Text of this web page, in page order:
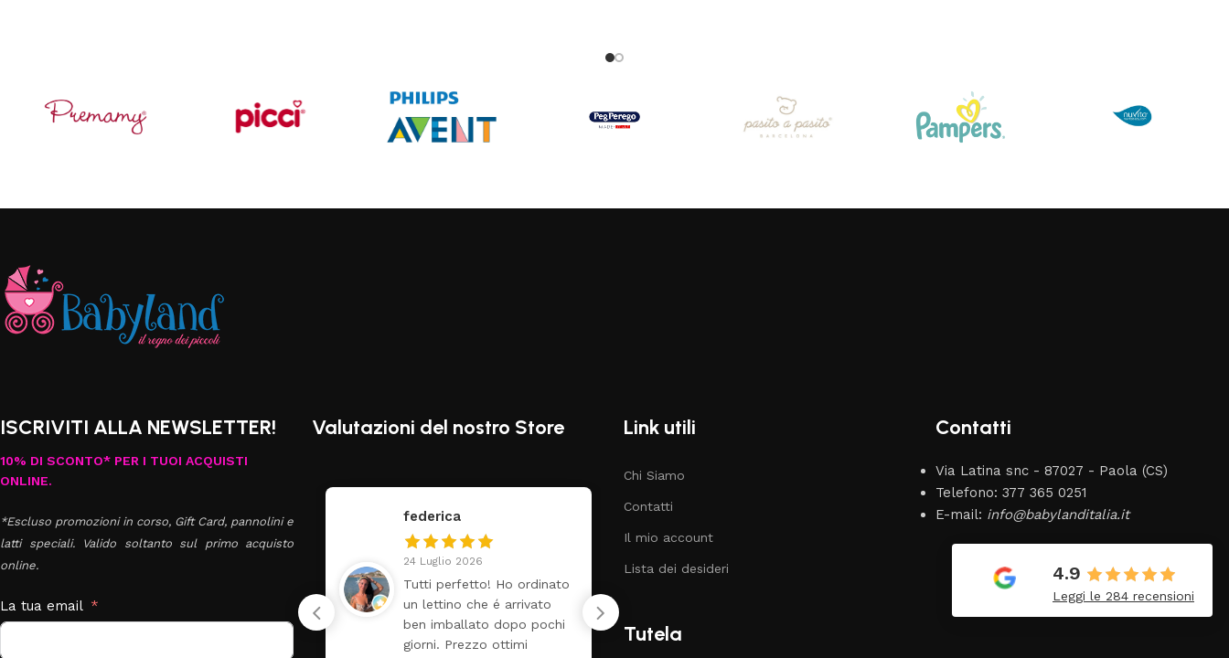
ISCRIVITI ALLA NEWSLETTER!
10% DI SCONTO* PER I TUOI ACQUISTI
ONLINE.
*Escluso promozioni in corso, Gift Card, pannolini e
latti speciali. Valido soltanto sul primo acquisto
online.
La tua email
Valutazioni del nostro Store
federica
ben imballato dopo pochi
Claudia Marongiu
8 Luglio 2026
❤️
Ylenia Alpino
É il mio negozio di fiducia
ho acquistato da loro il trio
Link utili
Chi Siamo
Contatti
Il mio account
Lista dei desideri
Tutela
Contatti
Via Latina snc - 87027 - Paola (CS)
Telefono: 377 365 0251
E-mail: info@babylanditalia.it
4.9
Leggi le 284 recensioni